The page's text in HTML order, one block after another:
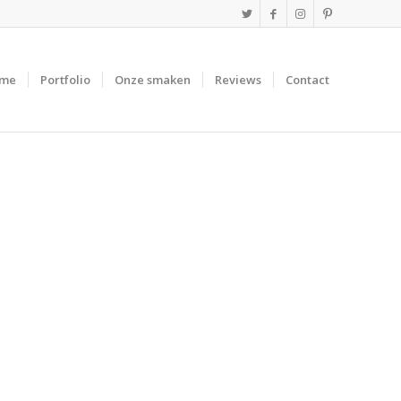
Portfolio Onze smaken Reviews Contact